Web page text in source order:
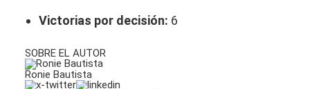
Victorias por decisión: 6
SOBRE EL AUTOR
Ronie Bautista